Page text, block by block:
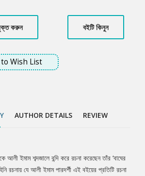
যুক্ত করুন বইটি কিনুন
Wish List
AUTHOR DETAILS REVIEW
আলী ইমাম শব্দজালে বন্দি করে রচনা করেছেন তাঁর ‘বাঘের
রচনায় যে আলী ইমাম পারদর্শী এই বইয়ের প্রতিটি রচনা